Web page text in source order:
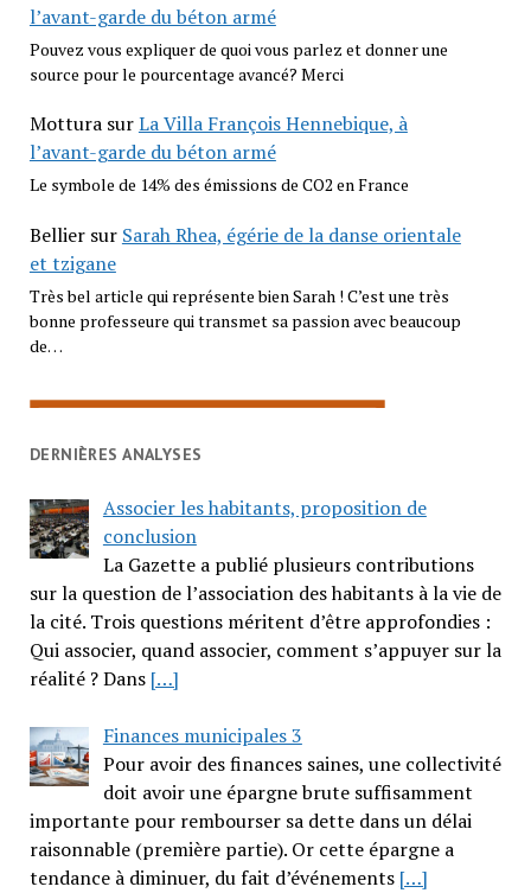
l’avant-garde du béton armé
Pouvez vous expliquer de quoi vous parlez et donner une
source pour le pourcentage avancé? Merci
MotturasurLa Villa François Hennebique, à
l’avant-garde du béton armé
Le symbole de 14% des émissions de CO2 en France
Belliersur Sarah Rhea, égérie de la danse orientale
et tzigane
Très bel article qui représente bien Sarah ! C’est une très
bonne professeure qui transmet sa passion avec beaucoup
de…
DERNIÈRES ANALYSES
Associer les habitants, proposition de
conclusion
La Gazette a publié plusieurs contributions
sur la question de l’association des habitants à la vie de
la cité. Trois questions méritent d’être approfondies :
Qui associer, quand associer, comment s’appuyer sur la
réalité ? Dans […]
Finances municipales 3
Pour avoir des finances saines, une collectivité
doit avoir une épargne brute suffisamment
importante pour rembourser sa dette dans un délai
raisonnable (première partie). Or cette épargne a
tendance à diminuer, du fait d’événements […]